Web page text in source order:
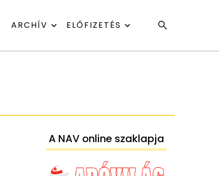
ARCHÍV ELŐFIZETÉS
A NAV online szaklapja